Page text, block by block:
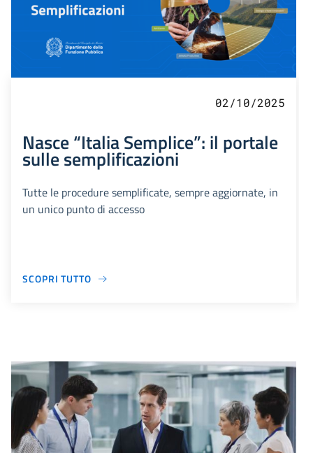
02/10/2025
Nasce “Italia Semplice”: il portale
sulle semplificazioni
Tutte le procedure semplificate, sempre aggiornate, in
un unico punto di accesso
SCOPRI TUTTO